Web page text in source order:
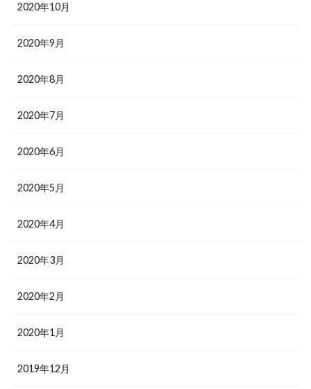
2020年10月
2020年9月
2020年8月
2020年7月
2020年6月
2020年5月
2020年4月
2020年3月
2020年2月
2020年1月
2019年12月